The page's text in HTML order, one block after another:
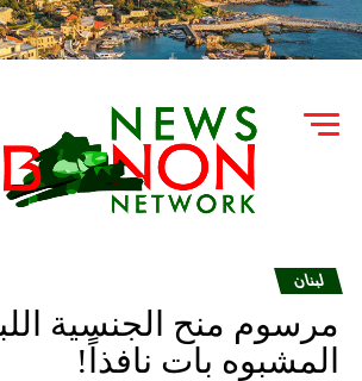
لبنان
مرسوم منح الجنسية
المشبوه بات نافذاً!